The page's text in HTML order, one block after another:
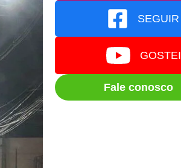
SEGUIR
GOSTEI
Fale conosco